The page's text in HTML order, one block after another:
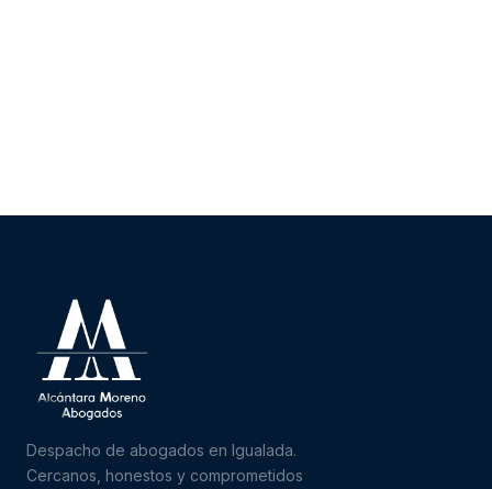
Despacho de abogados en Igualada.
Cercanos, honestos y comprometidos